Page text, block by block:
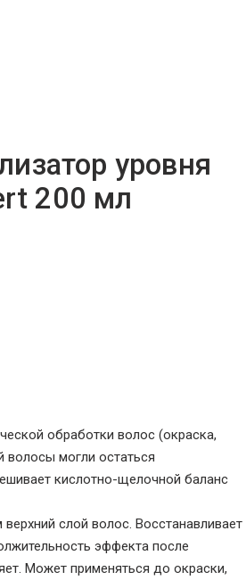
уровня
200 мл
обработки волос (окраска,
волосы могли остаться
кислотно-щелочной баланс
слой волос. Восстанавливает
эффекта после
Может применяться до окраски,